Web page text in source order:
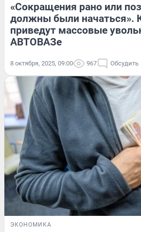
«Сокращения рано или
должны были начаться».
приведут массовые
АВТОВАЗе
8 октября, 2025, 09:00 967 Обсудить
ЭКОНОМИКА